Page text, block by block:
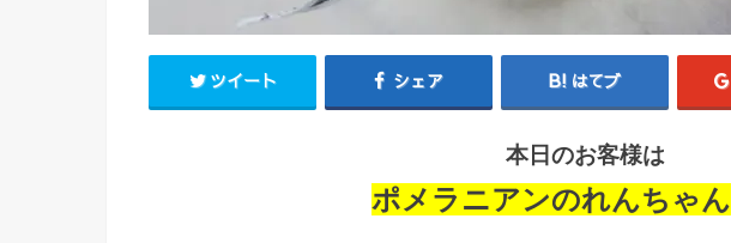
ツイート シェア はてブ
本日のお客様は
ポメラニアンのれんちゃん